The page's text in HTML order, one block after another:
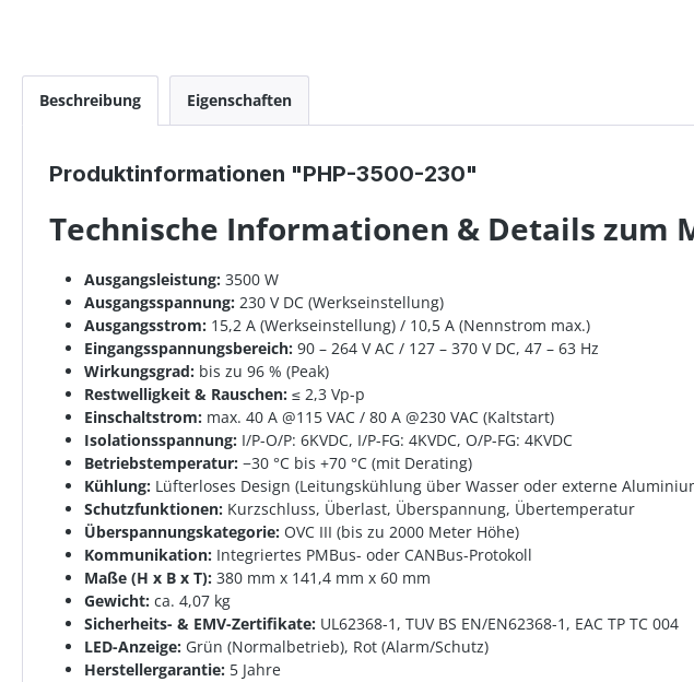
Beschreibung Eigenschaften
Produktinformationen "PHP-3500-230"
Technische Informationen & Details zum
Ausgangsleistung: 3500 W
Ausgangsspannung: 230 V DC (Werkseinstellung)
Ausgangsstrom: 15,2 A (Werkseinstellung) / 10,5 A (Nennstrom max.)
Eingangsspannungsbereich: 90 – 264 V AC / 127 – 370 V DC, 47 – 63 Hz
Wirkungsgrad: bis zu 96 % (Peak)
Restwelligkeit & Rauschen: ≤ 2,3 Vp-p
Einschaltstrom: max. 40 A @115 VAC / 80 A @230 VAC (Kaltstart)
Isolationsspannung: I/P-O/P: 6KVDC, I/P-FG: 4KVDC, O/P-FG: 4KVDC
Betriebstemperatur: −30 °C bis +70 °C (mit Derating)
Kühlung: Lüfterloses Design (Leitungskühlung über Wasser oder externe
Schutzfunktionen: Kurzschluss, Überlast, Überspannung, Übertemperatur
Überspannungskategorie: OVC III (bis zu 2000 Meter Höhe)
Kommunikation: Integriertes PMBus- oder CANBus-Protokoll
Maße (H x B x T): 380 mm x 141,4 mm x 60 mm
Gewicht: ca. 4,07 kg
Sicherheits- & EMV-Zertifikate: UL62368-1, TUV BS EN/EN62368-1, EAC TP TC 004
LED-Anzeige: Grün (Normalbetrieb), Rot (Alarm/Schutz)
Herstellergarantie: 5 Jahre